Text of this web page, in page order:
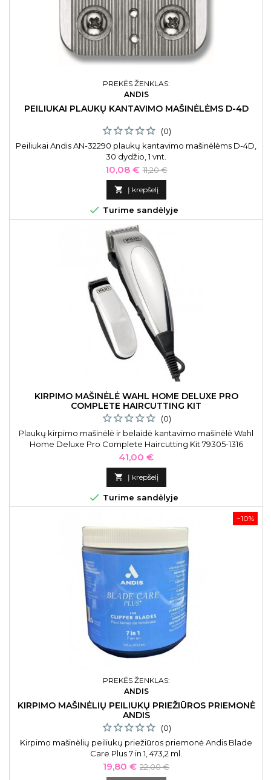
PREKĖS ŽENKLAS:
ANDIS
PEILIUKAI PLAUKŲ KANTAVIMO MAŠINĖLĖMS D-4D
(0)
Peiliukai Andis AN-32290 plaukų kantavimo mašinėlėms D-4D,
30 dydžio, 1 vnt.
Kaina
10,08 € Bazinė
kaina
11,20 €
 Į krepšelį
 Turime sandėlyje
KIRPIMO MAŠINĖLĖ WAHL HOME DELUXE PRO
COMPLETE HAIRCUTTING KIT
(0)
Plaukų kirpimo mašinėlė ir belaidė kantavimo mašinėlė Wahl
Home Deluxe Pro Complete Haircutting Kit 79305-1316
Kaina
41,00 €
 Į krepšelį
 Turime sandėlyje
−10%
PREKĖS ŽENKLAS:
ANDIS
KIRPIMO MAŠINĖLIŲ PEILIUKŲ PRIEŽIŪROS PRIEMONĖ
ANDIS
(0)
Kirpimo mašinėlių peiliukų priežiūros priemonė Andis Blade
Care Plus 7 in 1, 473,2 ml.
Kaina
19,80 € Bazinė
22,00 €